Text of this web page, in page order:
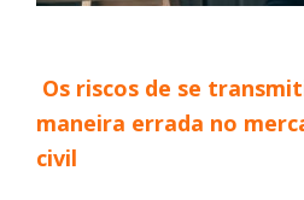
Os riscos de se
maneira errada no
civil